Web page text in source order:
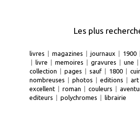
Les plus
livres magazines journaux 1900
livre memoires gravures une
collection
pages sauf 1800 cuir
nombreuses
photos editions art
excellent
roman couleurs
editeurs
polychromes librairie